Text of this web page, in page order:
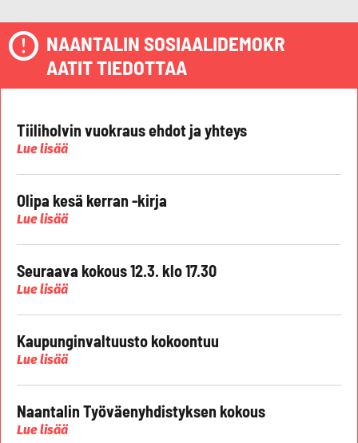
NAANTALIN SOSIAALIDEMOKR
AATIT TIEDOTTAA
Tiiliholvin vuokraus ehdot ja yhteys
Lue lisää
Olipa kesä kerran -kirja
Lue lisää
Seuraava kokous 12.3. klo 17.30
Lue lisää
Kaupunginvaltuusto kokoontuu
Lue lisää
Naantalin Työväenyhdistyksen kokous
Lue lisää